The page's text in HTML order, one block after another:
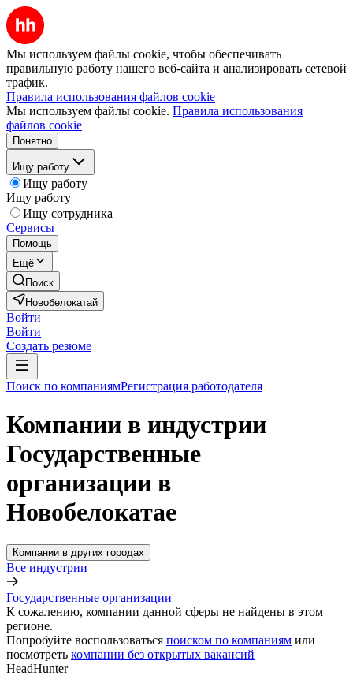
Мы используем файлы cookie, чтобы обеспечивать
правильную работу нашего веб-сайта и анализировать сетевой
трафик.
Правила использования файлов cookie
Мы используем файлы cookie. Правила использования
файлов cookie
Понятно
Ищу работу
Ищу работу
Ищу работу
Ищу сотрудника
Сервисы
Помощь
Ещё
Поиск
Новобелокатай
Войти
Войти
Создать резюме
Поиск по компаниямРегистрация работодателя
Компании в индустрии
Государственные
организации в
Новобелокатае
Компании в других городах
Все индустрии
Государственные организации
К сожалению, компании данной сферы не найдены в этом
регионе.
Попробуйте воспользоваться поиском по компаниям или
посмотреть компании без открытых вакансий
HeadHunter